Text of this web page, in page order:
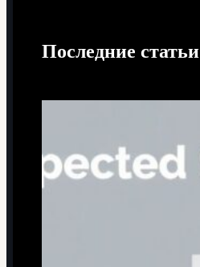
Последние статьи